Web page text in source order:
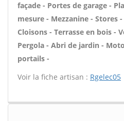
façade - Portes de garage -
mesure - Mezzanine - Stores
Cloisons - Terrasse en bois -
Pergola - Abri de jardin -
portails -
Voir la fiche artisan : Rgelec05